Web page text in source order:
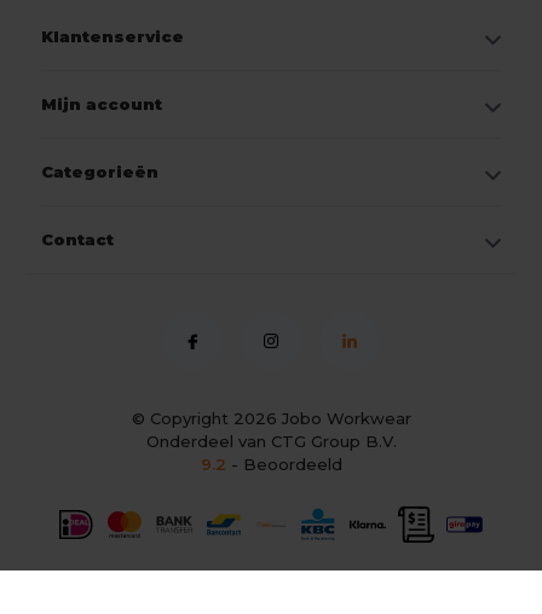
Klantenservice
Mijn account
Categorieën
Contact
© Copyright 2026 Jobo Workwear
Onderdeel van CTG Group B.V.
9.2 - Beoordeeld